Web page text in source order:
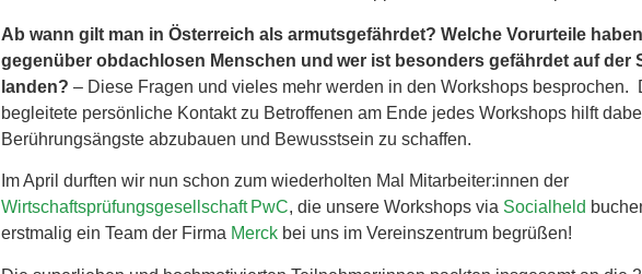
Ab wann gilt man in Österreich als armutsgefährdet? Welche Vorurteile
gegenüber obdachlosen Menschen und wer ist besonders gefährdet auf der
landen? – Diese Fragen und vieles mehr werden in den Workshops besprochen.
begleitete persönliche Kontakt zu Betroffenen am Ende jedes Workshops hilft
Berührungsängste abzubauen und Bewusstsein zu schaffen.
Im April durften wir nun schon zum wiederholten Mal Mitarbeiter:innen der
Wirtschaftsprüfungsgesellschaft PwC, die unsere Workshops via Socialheld
erstmalig ein Team der Firma Merck bei uns im Vereinszentrum begrüßen!